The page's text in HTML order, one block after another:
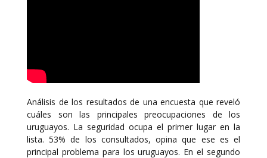
Análisis de los resultados de una encuesta que reveló
cuáles son las principales preocupaciones de los
uruguayos. La seguridad ocupa el primer lugar en la
lista. 53% de los consultados, opina que ese es el
principal problema para los uruguayos. En el segundo